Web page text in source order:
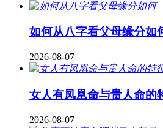
如何从八字看父母缘分如
2026-08-07
女人有凤凰命与贵人命的
2026-08-07